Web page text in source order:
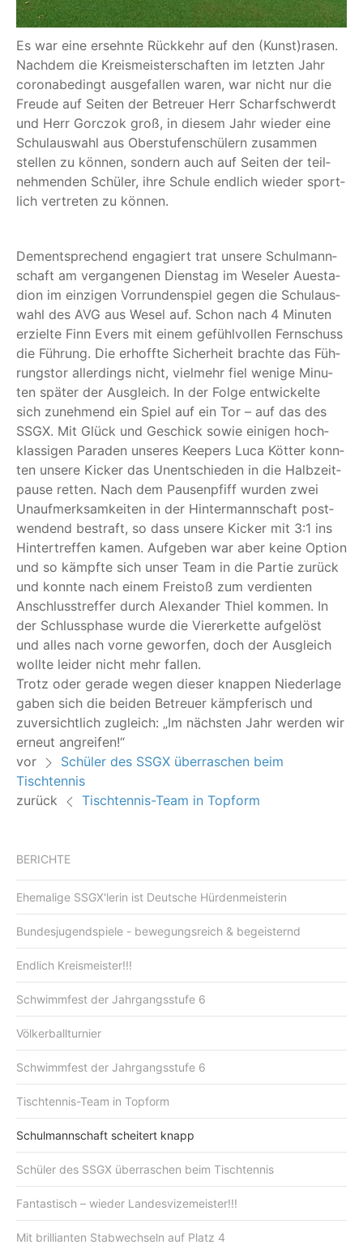
Es war eine ersehn­te Rück­kehr auf den (Kunst)rasen.
Nach­dem die Kreis­meis­ter­schaf­ten im letz­ten Jahr
coro­nabe­dingt aus­ge­fal­len waren, war nicht nur die
Freu­de auf Sei­ten der Betreu­er Herr Scharf­schwerdt
und Herr Gor­c­zok groß, in die­sem Jahr wie­der eine
Schul­aus­wahl aus Ober­stu­fen­schü­lern zusam­men
stel­len zu kön­nen, son­dern auch auf Sei­ten der teil­
neh­men­den Schü­ler, ihre Schu­le end­lich wie­der sport­
lich ver­tre­ten zu können.
Dem­entspre­chend enga­giert trat unse­re Schul­mann­
schaft am ver­gan­ge­nen Diens­tag im Wese­ler Aue­sta­
di­on im ein­zi­gen Vor­run­den­spiel gegen die Schul­aus­
wahl des AVG aus Wesel auf. Schon nach 4 Minu­ten
erziel­te Finn Evers mit einem gefühl­vol­len Fern­schuss
die Füh­rung. Die erhoff­te Sicher­heit brach­te das Füh­
rungs­tor aller­dings nicht, viel­mehr fiel weni­ge Minu­
ten spä­ter der Aus­gleich. In der Fol­ge ent­wi­ckel­te
sich zuneh­mend ein Spiel auf ein Tor – auf das des
SSGX. Mit Glück und Geschick sowie eini­gen hoch­
klas­si­gen Para­den unse­res Kee­pers Luca Köt­ter konn­
ten unse­re Kicker das Unent­schie­den in die Halb­zeit­
pau­se ret­ten. Nach dem Pau­sen­pfiff wur­den zwei
Unauf­merk­sam­kei­ten in der Hin­ter­mann­schaft post­
wen­dend bestraft, so dass unse­re Kicker mit 3:1 ins
Hin­ter­tref­fen kamen. Auf­ge­ben war aber kei­ne Opti­on
und so kämpf­te sich unser Team in die Par­tie zurück
und konn­te nach einem Frei­stoß zum ver­dien­ten
Anschluss­tref­fer durch Alex­an­der Thiel kom­men. In
der Schluss­pha­se wur­de die Vie­rer­ket­te auf­ge­löst
und alles nach vor­ne gewor­fen, doch der Aus­gleich
woll­te lei­der nicht mehr fallen.
Trotz oder gera­de wegen die­ser knap­pen Nie­der­la­ge
gaben sich die bei­den Betreu­er kämp­fe­risch und
zuver­sicht­lich zugleich: „Im nächs­ten Jahr wer­den wir
erneut angreifen!“
vor
Schüler des SSGX überraschen beim
Tischtennis
zurück
Tischtennis-Team in Topform
BERICHTE
Ehemalige SSGX'lerin ist Deutsche Hürdenmeisterin
Bundesjugendspiele - bewegungsreich & begeisternd
Endlich Kreismeister!!!
Schwimmfest der Jahrgangsstufe 6
Völkerballturnier
Schwimmfest der Jahrgangsstufe 6
Tischtennis-Team in Topform
Schulmannschaft scheitert knapp
Schüler des SSGX überraschen beim Tischtennis
Fantastisch – wieder Landesvizemeister!!!
Mit brillianten Stabwechseln auf Platz 4